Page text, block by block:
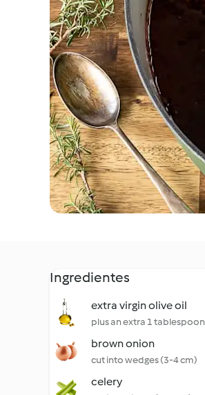
Ingredientes
extra virgin olive oil
plus an extra 1 tablespoon
brown onion
cut into wedges (3-4 cm)
celery